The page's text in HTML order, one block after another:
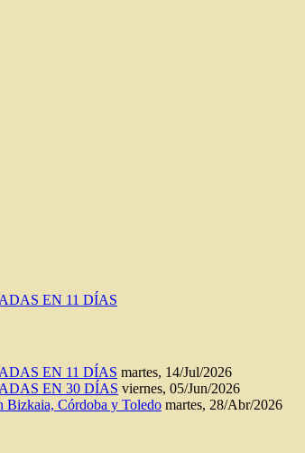
EN 11 DÍAS
EN 11 DÍAS martes, 14/Jul/2026
EN 30 DÍAS viernes, 05/Jun/2026
Córdoba y Toledo martes, 28/Abr/2026